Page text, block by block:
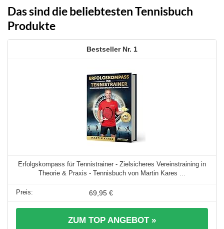
Das sind die beliebtesten Tennisbuch
Produkte
1
Erfolgskompass für Tennistrainer - Zielsicheres Vereinstraining in
Theorie & Praxis - Tennisbuch von Martin Kares ...
69,95 €
ZUM TOP ANGEBOT »